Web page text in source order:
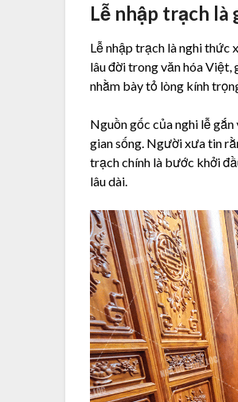
Lễ nhập trạch là
Lễ nhập trạch là nghi thức
lâu đời trong văn hóa Việt,
nhằm bày tỏ lòng kính
Nguồn gốc của nghi lễ
gian sống. Người xưa tin
trạch chính là bước khởi
lâu dài.